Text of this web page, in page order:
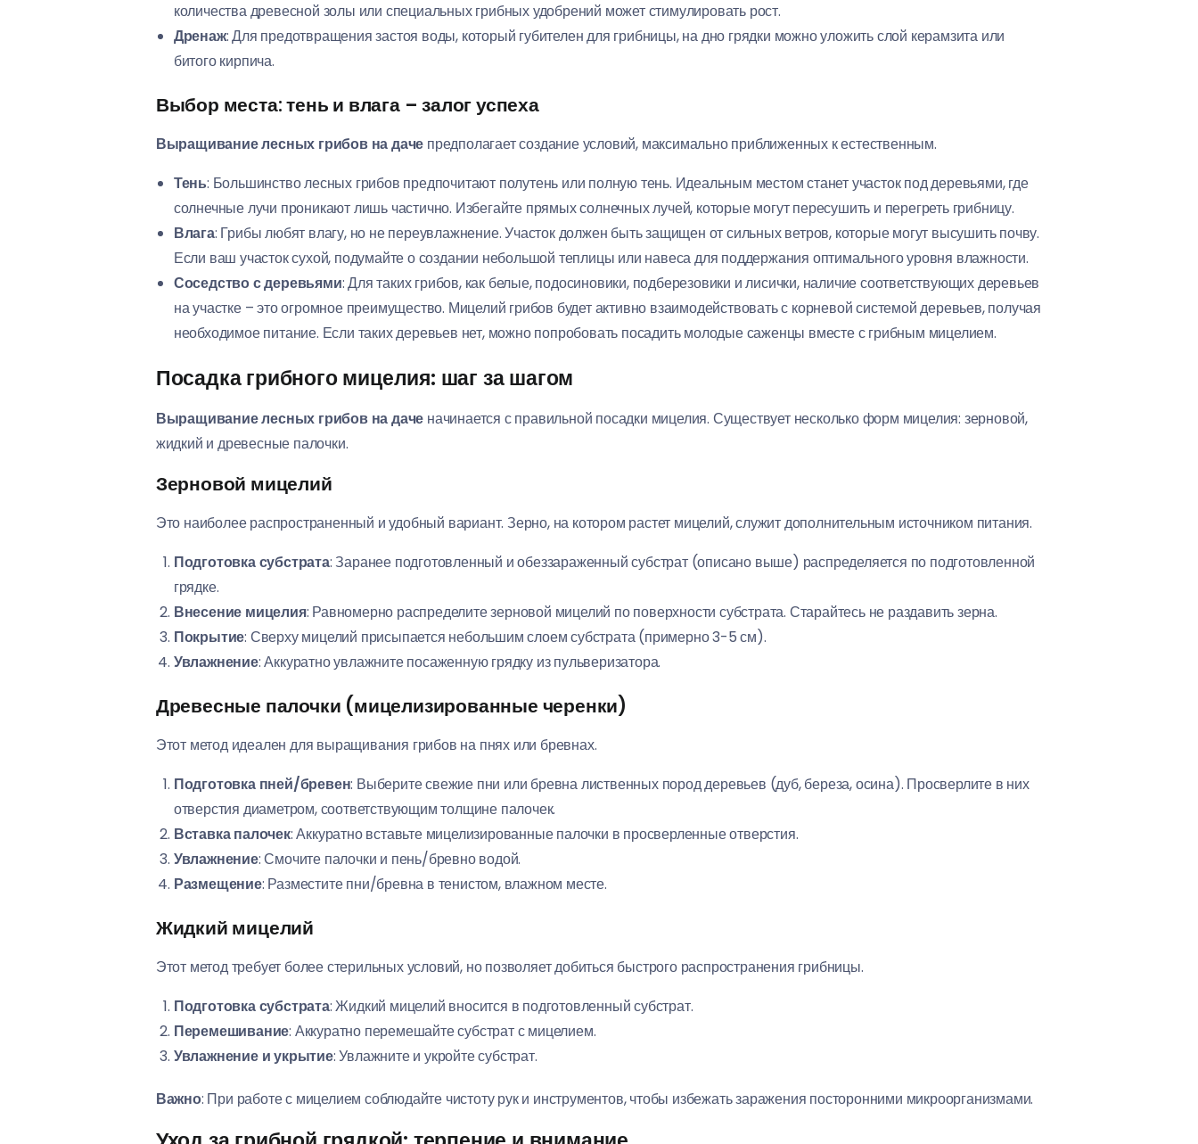
количества древесной золы или специальных грибных удобрений может стимулировать рост.
Дренаж: Для предотвращения застоя воды, который губителен для грибницы, на дно грядки можно уложить слой керамзита или
битого кирпича.
Выбор места: тень и влага – залог успеха
Выращивание лесных грибов на даче предполагает создание условий, максимально приближенных к естественным.
Тень: Большинство лесных грибов предпочитают полутень или полную тень. Идеальным местом станет участок под деревьями, где
солнечные лучи проникают лишь частично. Избегайте прямых солнечных лучей, которые могут пересушить и перегреть грибницу.
Влага: Грибы любят влагу, но не переувлажнение. Участок должен быть защищен от сильных ветров, которые могут высушить почву.
Если ваш участок сухой, подумайте о создании небольшой теплицы или навеса для поддержания оптимального уровня влажности.
Соседство с деревьями: Для таких грибов, как белые, подосиновики, подберезовики и лисички, наличие соответствующих деревьев
на участке – это огромное преимущество. Мицелий грибов будет активно взаимодействовать с корневой системой деревьев, получая
необходимое питание. Если таких деревьев нет, можно попробовать посадить молодые саженцы вместе с грибным мицелием.
Посадка грибного мицелия: шаг за шагом
Выращивание лесных грибов на даче начинается с правильной посадки мицелия. Существует несколько форм мицелия: зерновой,
жидкий и древесные палочки.
Зерновой мицелий
Это наиболее распространенный и удобный вариант. Зерно, на котором растет мицелий, служит дополнительным источником питания.
Подготовка субстрата: Заранее подготовленный и обеззараженный субстрат (описано выше) распределяется по подготовленной
грядке.
Внесение мицелия: Равномерно распределите зерновой мицелий по поверхности субстрата. Старайтесь не раздавить зерна.
Покрытие: Сверху мицелий присыпается небольшим слоем субстрата (примерно 3-5 см).
Увлажнение: Аккуратно увлажните посаженную грядку из пульверизатора.
Древесные палочки (мицелизированные черенки)
Этот метод идеален для выращивания грибов на пнях или бревнах.
Подготовка пней/бревен: Выберите свежие пни или бревна лиственных пород деревьев (дуб, береза, осина). Просверлите в них
отверстия диаметром, соответствующим толщине палочек.
Вставка палочек: Аккуратно вставьте мицелизированные палочки в просверленные отверстия.
Увлажнение: Смочите палочки и пень/бревно водой.
Размещение: Разместите пни/бревна в тенистом, влажном месте.
Жидкий мицелий
Этот метод требует более стерильных условий, но позволяет добиться быстрого распространения грибницы.
Подготовка субстрата: Жидкий мицелий вносится в подготовленный субстрат.
Перемешивание: Аккуратно перемешайте субстрат с мицелием.
Увлажнение и укрытие: Увлажните и укройте субстрат.
Важно: При работе с мицелием соблюдайте чистоту рук и инструментов, чтобы избежать заражения посторонними микроорганизмами.